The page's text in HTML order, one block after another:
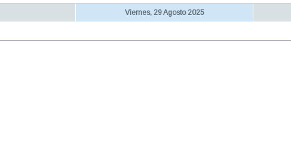
Viernes, 29 Agosto 2025